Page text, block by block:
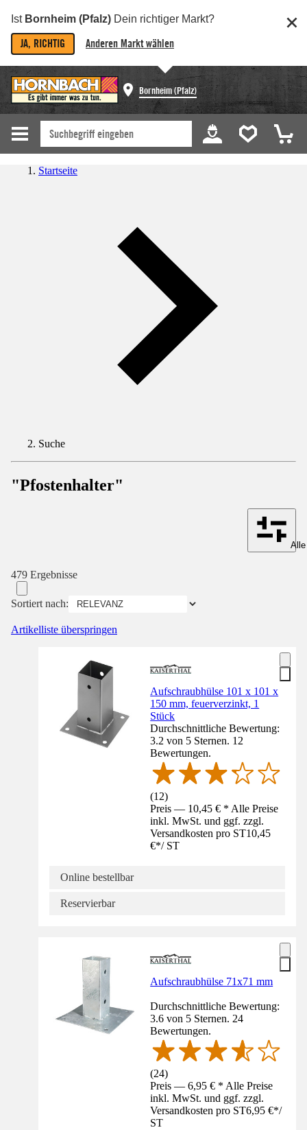
Ist Bornheim (Pfalz) Dein richtiger Markt?
JA, RICHTIG Anderen Markt wählen
Bornheim (Pfalz)
Startseite
Suche
"Pfostenhalter"
479 Ergebnisse
Sortiert nach:
Artikelliste überspringen
Aufschraubhülse 101 x 101 x
150 mm, feuerverzinkt, 1
Stück
Durchschnittliche Bewertung:
3.2 von 5 Sternen. 12
Bewertungen.
(12)
Preis — 10,45 € * Alle Preise
inkl. MwSt. und ggf. zzgl.
Versandkosten pro ST10,45
€*/ ST
Online bestellbar
Reservierbar
Aufschraubhülse 71x71 mm
Durchschnittliche Bewertung:
3.6 von 5 Sternen. 24
Bewertungen.
(24)
Preis — 6,95 € * Alle Preise
inkl. MwSt. und ggf. zzgl.
Versandkosten pro ST6,95 €*/
ST